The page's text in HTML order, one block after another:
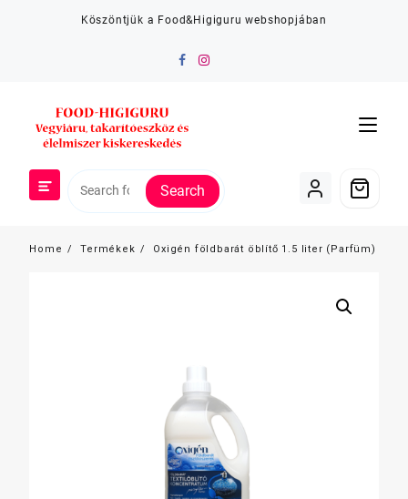
Köszöntjük a Food&Higiguru webshopjában
Search
Home Termékek Oxigén földbarát öblítő 1.5 liter (Parfüm)